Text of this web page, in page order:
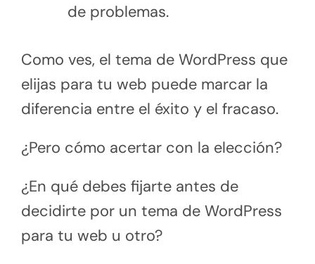
de problemas.
Como ves, el tema de WordPress que
elijas para tu web puede marcar la
diferencia entre el éxito y el fracaso.
¿Pero cómo acertar con la elección?
¿En qué debes fijarte antes de
decidirte por un tema de WordPress
para tu web u otro?